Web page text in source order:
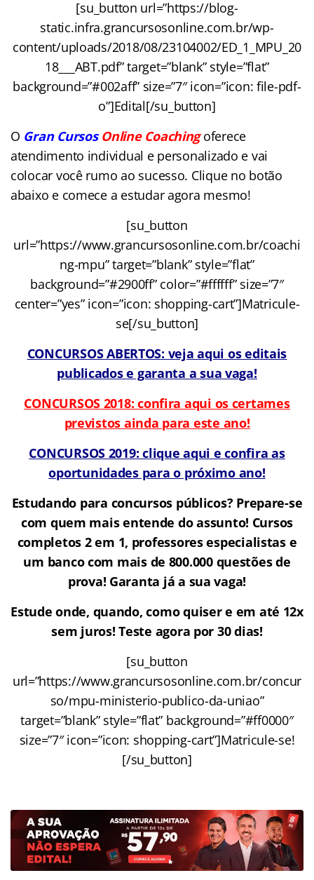
[su_button url=”https://blog-
static.infra.grancursosonline.com.br/wp-
content/uploads/2018/08/23104002/ED_1_MPU_20
18___ABT.pdf” target=”blank” style=”flat”
background=”#002aff” size=”7″ icon=”icon: file-pdf-
o”]Edital[/su_button]
O Gran CursosOnline Coachingoferece
atendimento individual e personalizado e vai
colocar você rumo ao sucesso. Clique no botão
abaixo e comece a estudar agora mesmo!
[su_button
url=”https://www.grancursosonline.com.br/coachi
ng-mpu” target=”blank” style=”flat”
background=”#2900ff” color=”#ffffff” size=”7″
center=”yes” icon=”icon: shopping-cart”]Matricule-
se[/su_button]
CONCURSOS ABERTOS: veja aqui os editais
publicados e garanta a sua vaga!
CONCURSOS 2018: confira aqui os certames
previstos ainda para este ano!
CONCURSOS 2019: clique aqui e confira as
oportunidades para o próximo ano!
Estudando para concursos públicos? Prepare-se
com quem mais entende do assunto! Cursos
completos 2 em 1, professores especialistas e
um banco com mais de 800.000 questões de
prova! Garanta já a sua vaga!
Estude onde, quando, como quiser e em até 12x
sem juros! Teste agora por 30 dias!
[su_button
url=”https://www.grancursosonline.com.br/concur
so/mpu-ministerio-publico-da-uniao”
target=”blank” style=”flat” background=”#ff0000″
size=”7″ icon=”icon: shopping-cart”]Matricule-se!
[/su_button]